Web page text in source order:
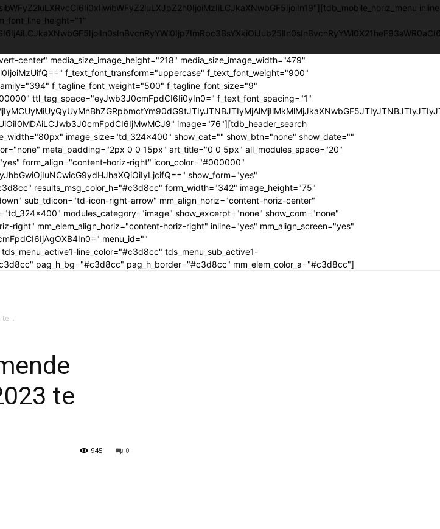
center" media_size_image_height="218" media_size_image_width="479"
f_text_font_transform="uppercase" f_text_font_weight="900"
f_tagline_font_weight="500" f_tagline_font_size="9"
ttl_tag_space="eyJwb3J0cmFpdCI6Ii0yIn0=" f_text_font_spacing="1"
image="76"][tdb_header_search
image_size="td_324x400" show_cat="" show_btn="none" show_date=""
meta_padding="2px 0 0 15px" art_title="0 0 5px" all_modules_space="20"
form_align="content-horiz-right" icon_color="#000000"
show_form="yes"
results_msg_color_h="#c3d8cc" form_width="342" image_height="75"
sub_tdicon="td-icon-right-arrow" mm_align_horiz="content-horiz-center"
modules_category="image" show_excerpt="none" show_com="none"
right" mm_elem_align_horiz="content-horiz-right" inline="yes" mm_align_screen="yes"
menu_id=""
line_color="#c3d8cc" tds_menu_sub_active1-
pag_h_bg="#c3d8cc" pag_h_border="#c3d8cc" mm_elem_color_a="#c3d8cc"]
te
0
945